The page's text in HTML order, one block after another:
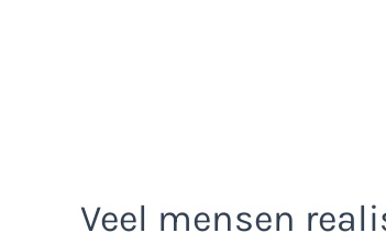
Veel mensen